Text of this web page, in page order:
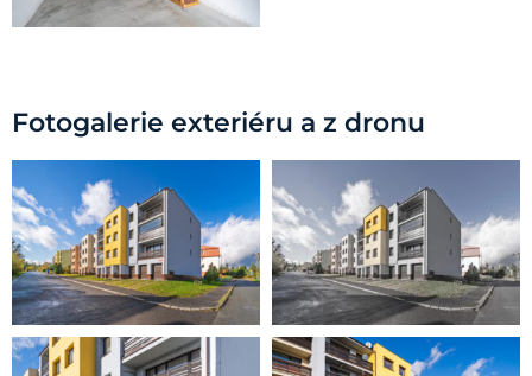
Fotogalerie exteriéru a z dronu